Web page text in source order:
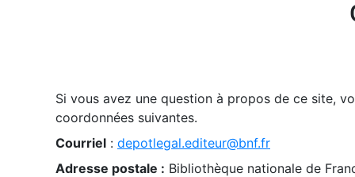
Si vous avez une question à propos de ce site,
coordonnées suivantes.
Courriel : depotlegal.editeur@bnf.fr
Adresse postale : Bibliothèque nationale de